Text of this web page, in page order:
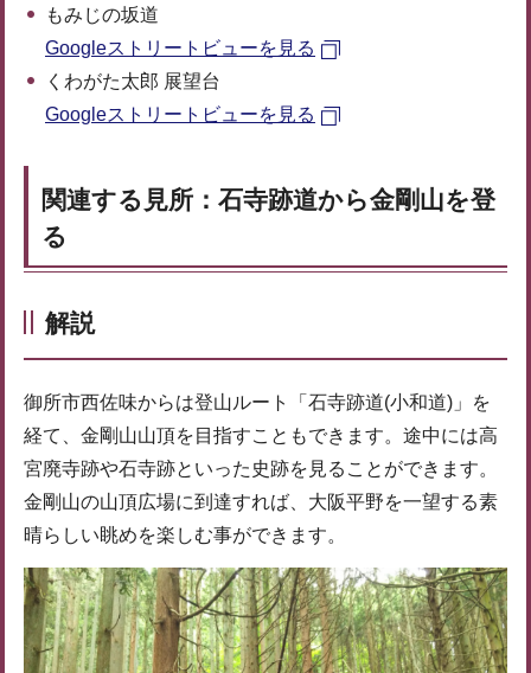
もみじの坂道
Googleストリートビューを見る
くわがた太郎 展望台
Googleストリートビューを見る
関連する見所：石寺跡道から金剛山を登
る
解説
御所市西佐味からは登山ルート「石寺跡道(小和道)」を
経て、金剛山山頂を目指すこともできます。途中には高
宮廃寺跡や石寺跡といった史跡を見ることができます。
金剛山の山頂広場に到達すれば、大阪平野を一望する素
晴らしい眺めを楽しむ事ができます。